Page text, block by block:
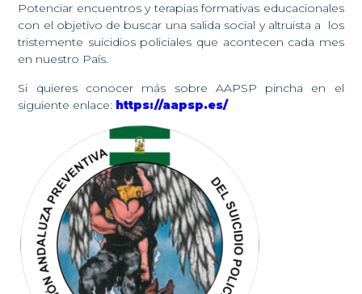
Potenciar encuentros y terapias formativas educacionales
con el objetivo de buscar una salida social y altruista a los
tristemente suicidios policiales que acontecen cada mes
en nuestro País.
Si quieres conocer más sobre AAPSP pincha en el
siguiente enlace: https://aapsp.es/